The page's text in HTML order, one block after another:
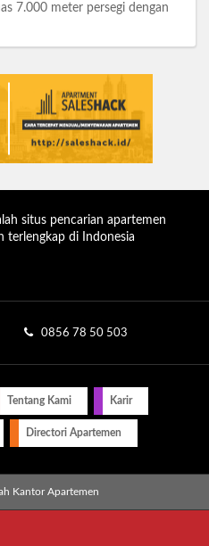
7.000 meter persegi dengan
situs pencarian apartemen
terlengkap di Indonesia
0856 78 50 503
Tentang Kami Karir
Directori Apartemen
Kantor Apartemen